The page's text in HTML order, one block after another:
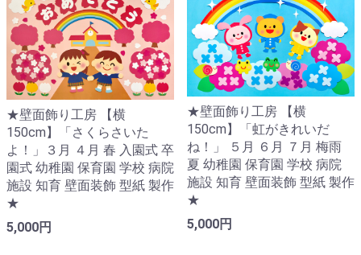
★壁面飾り工房 【横
150cm】「さくらさいた
よ！」３月 ４月 春 入園式 卒
園式 幼稚園 保育園 学校 病院
施設 知育 壁面装飾 型紙 製作
★
5,000円
★壁面飾り工房 【横
150cm】「虹がきれいだ
ね！」 ５月 ６月 ７月 梅雨
夏 幼稚園 保育園 学校 病院
施設 知育 壁面装飾 型紙 製作
★
5,000円